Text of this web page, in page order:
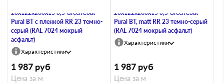
20х122х260х15 0,5 GreenCoat
Pural BT с пленкой RR 23 темно-
серый (RAL 7024 мокрый
асфальт)
Характеристики
1 987 руб
Цена за м
20х122х260х15 0,5 GreenCoat
Pural BT, matt RR 23 темно-серый
(RAL 7024 мокрый асфальт)
Характеристики
1 987 руб
Цена за м